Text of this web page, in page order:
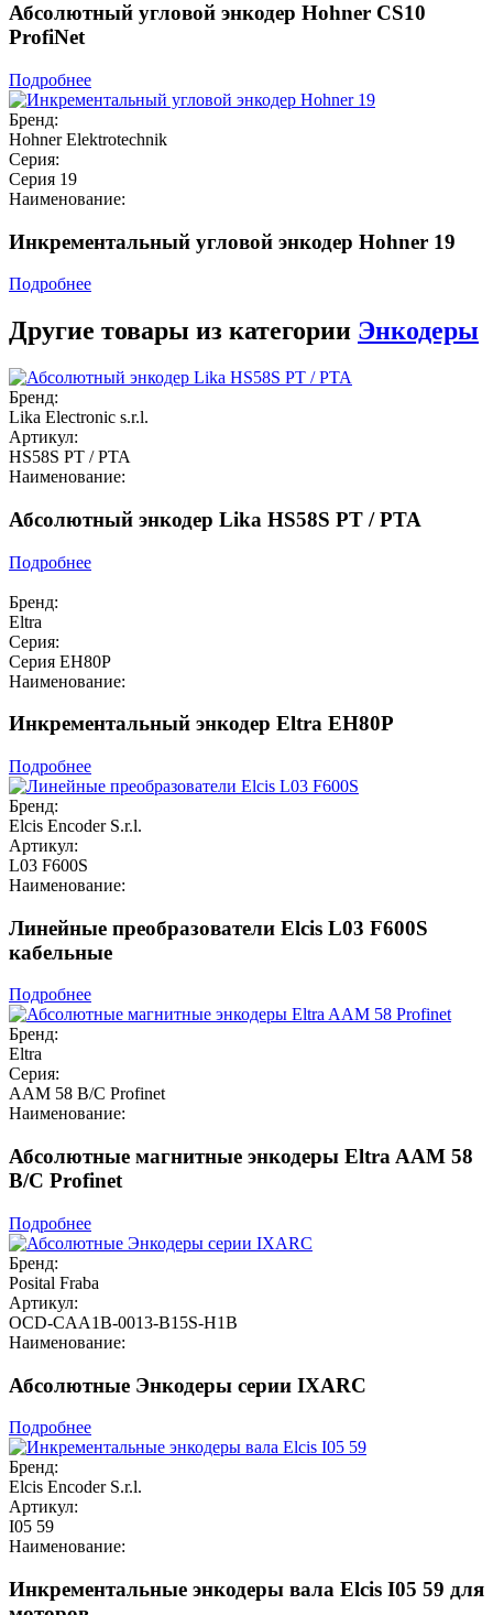
Абсолютный угловой энкодер Hohner CS10
ProfiNet
Подробнее
Бренд:
Hohner Elektrotechnik
Серия:
Серия 19
Наименование:
Инкрементальный угловой энкодер Hohner 19
Подробнее
Другие товары из категории Энкодеры
Бренд:
Lika Electronic s.r.l.
Артикул:
HS58S PT / PTA
Наименование:
Абсолютный энкодер Lika HS58S PT / PTA
Подробнее
Бренд:
Eltra
Серия:
Серия EH80P
Наименование:
Инкрементальный энкодер Eltra EH80P
Подробнее
Бренд:
Elcis Encoder S.r.l.
Артикул:
L03 F600S
Наименование:
Линейные преобразователи Elcis L03 F600S
кабельные
Подробнее
Бренд:
Eltra
Серия:
AAM 58 B/C Profinet
Наименование:
Абсолютные магнитные энкодеры Eltra AAM 58
B/C Profinet
Подробнее
Бренд:
Posital Fraba
Артикул:
OCD-CAA1B-0013-B15S-H1B
Наименование:
Абсолютные Энкодеры серии IXARC
Подробнее
Бренд:
Elcis Encoder S.r.l.
Артикул:
I05 59
Наименование:
Инкрементальные энкодеры вала Elcis I05 59 для